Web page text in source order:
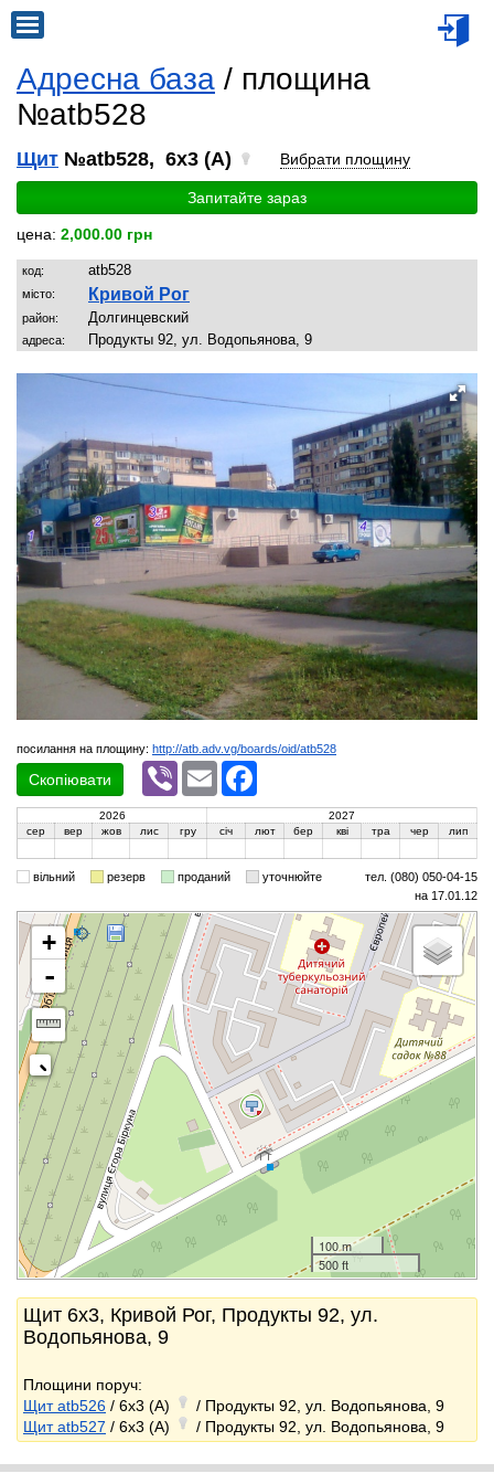
Адресна база / площина
№atb528
Щит №atb528, 6x3 (A) Вибрати площину
Запитайте зараз
цена: 2,000.00 грн
код: atb528
місто: Кривой Рог
район: Долгинцевский
адреса: Продукты 92, ул. Водопьянова, 9
посилання на площину: http://atb.adv.vg/boards/oid/atb528
Скопіювати
Viber Email
2026
2027
сер
вер жов лис гру січ лют бер кві тра чер лип
вільний резерв проданий уточнюйте
тел. (080) 050-04-15
на 17.01.12
+
-
100 m
500 ft
Щит 6x3, Кривой Рог, Продукты 92, ул.
Водопьянова, 9
Площини поруч:
Щит atb526 / 6x3 (A)
/ Продукты 92, ул. Водопьянова, 9
Щит atb527 / 6x3 (A) / Продукты 92, ул. Водопьянова, 9